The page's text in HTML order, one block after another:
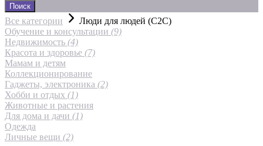
Поиск
Все категории
Люди для людей (С2С)
Обучение и консультации (9)
Недвижимость (4)
Красота и здоровье (7)
Мамам и детям
Коллекционирование
Гаджеты, электроника (2)
Хобби и отдых (1)
Животные и растения
Для дома и дачи (1)
Одежда
Личные вещи (2)